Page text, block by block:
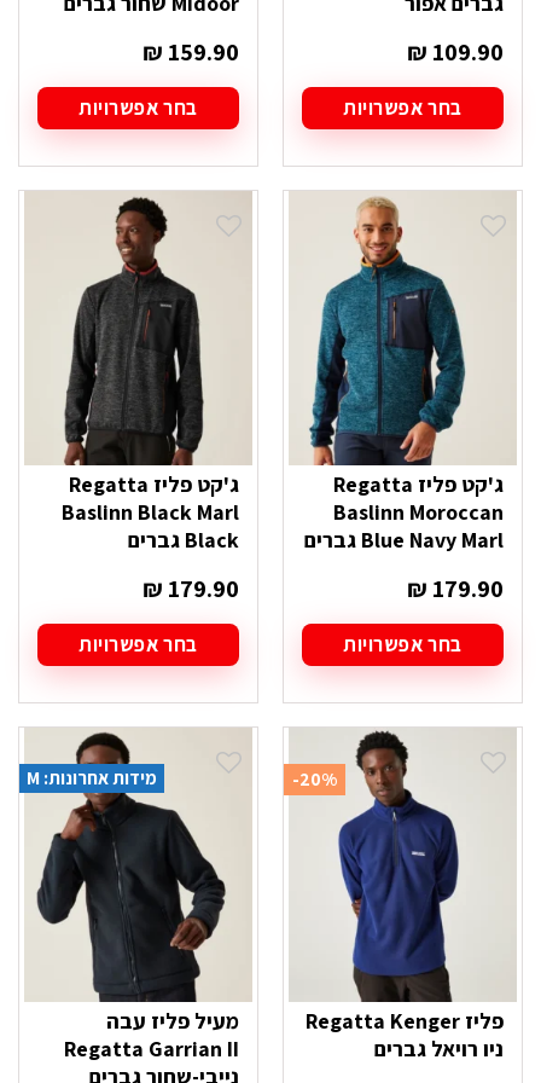
₪ 109.90
בחר אפשרויות
זה
יש
סוגים.
האפשרויות
בעמוד
המוצר
₪ 159.90
בחר אפשרויות
זה
יש
סוגים.
האפשרויות
בעמוד
המוצר
ג'קט פליז Regatta
Baslinn Moroccan
Blue Navy Marl גברים
₪ 179.90
בחר אפשרויות
זה
יש
סוגים.
האפשרויות
בעמוד
ג'קט פליז Regatta
Baslinn Black Marl
Black גברים
₪ 179.90
בחר אפשרויות
זה
יש
סוגים.
האפשרויות
בעמוד
המוצר
-20%
פליז Regatta Kenger
ניו רויאל גברים
מידות אחרונות: M
מעיל פליז עבה
Regatta Garrian II
נייבי-שחור גברים